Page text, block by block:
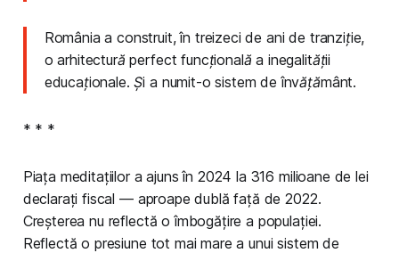
România a construit, în treizeci de ani de tranziție,
o arhitectură perfect funcțională a inegalității
educaționale. Și a numit-o sistem de învățământ.
* * *
Piața meditațiilor a ajuns în 2024 la 316 milioane de lei
declarați fiscal — aproape dublă față de 2022.
Creșterea nu reflectă o îmbogățire a populației.
Reflectă o presiune tot mai mare a unui sistem de